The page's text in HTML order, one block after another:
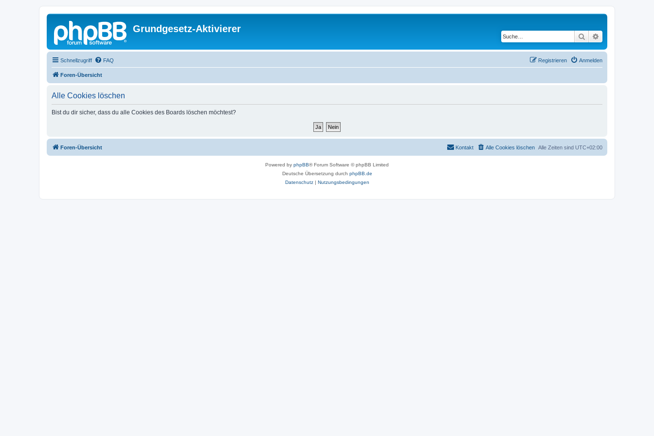
Grundgesetz-Aktivierer
Suche
Schnellzugriff FAQ Anmelden
Registrieren
Foren-Übersicht
Alle Cookies löschen
Bist du dir sicher, dass du alle Cookies des Boards löschen möchtest?
Foren-Übersicht Alle Zeiten sind UTC+02:00
Alle Cookies löschen
Kontakt
Powered by phpBB® Forum Software © phpBB Limited
Deutsche Übersetzung durch phpBB.de
Datenschutz| Nutzungsbedingungen